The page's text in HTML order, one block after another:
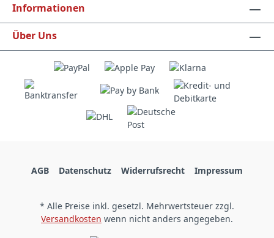
Informationen
Über Uns
AGB Datenschutz Widerrufsrecht Impressum
* Alle Preise inkl. gesetzl. Mehrwertsteuer zzgl.
Versandkosten wenn nicht anders angegeben.